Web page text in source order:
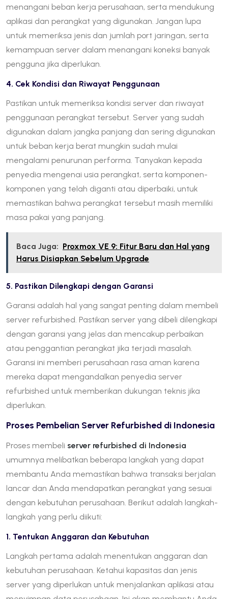
menangani beban kerja perusahaan, serta mendukung
aplikasi dan perangkat yang digunakan. Jangan lupa
untuk memeriksa jenis dan jumlah port jaringan, serta
kemampuan server dalam menangani koneksi banyak
pengguna jika diperlukan.
4. Cek Kondisi dan Riwayat Penggunaan
Pastikan untuk memeriksa kondisi server dan riwayat
penggunaan perangkat tersebut. Server yang sudah
digunakan dalam jangka panjang dan sering digunakan
untuk beban kerja berat mungkin sudah mulai
mengalami penurunan performa. Tanyakan kepada
penyedia mengenai usia perangkat, serta komponen-
komponen yang telah diganti atau diperbaiki, untuk
memastikan bahwa perangkat tersebut masih memiliki
masa pakai yang panjang.
Baca Juga: Proxmox VE 9: Fitur Baru dan Hal yang
Harus Disiapkan Sebelum Upgrade
5. Pastikan Dilengkapi dengan Garansi
Garansi adalah hal yang sangat penting dalam membeli
server refurbished. Pastikan server yang dibeli dilengkapi
dengan garansi yang jelas dan mencakup perbaikan
atau penggantian perangkat jika terjadi masalah.
Garansi ini memberi perusahaan rasa aman karena
mereka dapat mengandalkan penyedia server
refurbished untuk memberikan dukungan teknis jika
diperlukan.
Proses Pembelian Server Refurbished di Indonesia
Proses membeli server refurbished di Indonesia
umumnya melibatkan beberapa langkah yang dapat
membantu Anda memastikan bahwa transaksi berjalan
lancar dan Anda mendapatkan perangkat yang sesuai
dengan kebutuhan perusahaan. Berikut adalah langkah-
langkah yang perlu diikuti:
1. Tentukan Anggaran dan Kebutuhan
Langkah pertama adalah menentukan anggaran dan
kebutuhan perusahaan. Ketahui kapasitas dan jenis
server yang diperlukan untuk menjalankan aplikasi atau